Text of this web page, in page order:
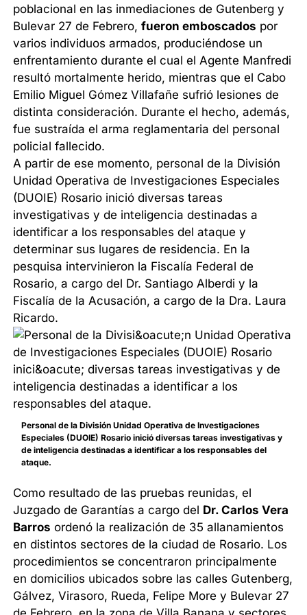
poblacional en las inmediaciones de Gutenberg y
Bulevar 27 de Febrero,fueron emboscados por
varios individuos armados, produciéndose un
enfrentamiento durante el cual el Agente Manfredi
resultó mortalmente herido, mientras que el Cabo
Emilio Miguel Gómez Villafañe sufrió lesiones de
distinta consideración. Durante el hecho, además,
fue sustraída el arma reglamentaria del personal
policial fallecido.
A partir de ese momento, personal de la División
Unidad Operativa de Investigaciones Especiales
(DUOIE) Rosario inició diversas tareas
investigativas y de inteligencia destinadas a
identificar a los responsables del ataque y
determinar sus lugares de residencia. En la
pesquisa intervinieron la Fiscalía Federal de
Rosario, a cargo del Dr. Santiago Alberdi y la
Fiscalía de la Acusación, a cargo de la Dra. Laura
Ricardo.
Personal de la División Unidad Operativa de Investigaciones
Especiales (DUOIE) Rosario inició diversas tareas investigativas y
de inteligencia destinadas a identificar a los responsables del
ataque.
Como resultado de las pruebas reunidas, el
Juzgado de Garantías a cargo del Dr. Carlos Vera
Barros ordenó la realización de 35 allanamientos
en distintos sectores de la ciudad de Rosario. Los
procedimientos se concentraron principalmente
en domicilios ubicados sobre las calles Gutenberg,
Gálvez, Virasoro, Rueda, Felipe More y Bulevar 27